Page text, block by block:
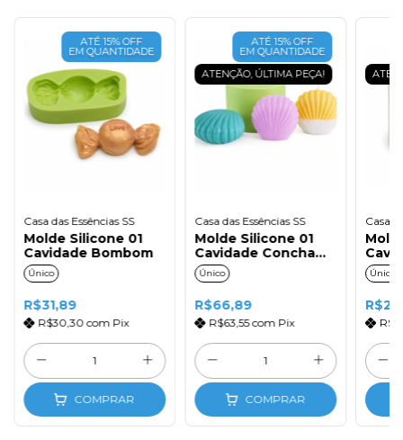
ATÉ 15% OFF
EM QUANTIDADE
Casa das Essências SS
Molde Silicone 01
Cavidade Bombom
Único
R$31,89
R$30,30 com Pix
COMPRAR
ATÉ 15% OFF
EM QUANTIDADE
ATENÇÃO, ÚLTIMA PEÇA!
Casa das Essências SS
Molde Silicone 01
Cavidade Concha
Dupla
Único
R$66,89
R$63,55com Pix
COMPRAR
Casa
Mini
Único